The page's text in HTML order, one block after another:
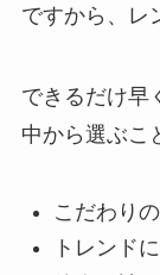
ですから、レ
できるだけ早
中から選ぶこ
こだわり
トレンド